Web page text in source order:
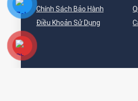
Chính Sách Bảo Hành
Điều Khoản Sử Dụng